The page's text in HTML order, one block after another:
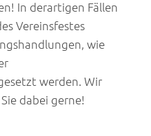
In derartigen Fällen
Vereinsfestes
wie
werden. Wir
dabei gerne!